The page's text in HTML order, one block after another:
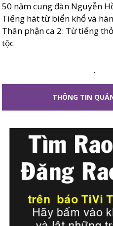
50 năm cung đàn Nguyễn
Tiếng hát từ biển khổ và
Thân phận ca 2: Từ tiếng
tộc
.
THÔNG TIN